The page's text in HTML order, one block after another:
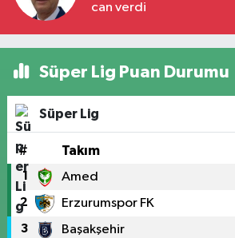
can verdi
Süper Lig Puan Durumu
Süper Lig
# Takım
1 Amed
2 Erzurumspor FK
3 Başakşehir